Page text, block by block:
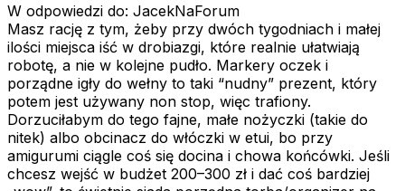
W odpowiedzi do: JacekNaForum
Masz rację z tym, żeby przy dwóch tygodniach i małej
ilości miejsca iść w drobiazgi, które realnie ułatwiają
robotę, a nie w kolejne pudło. Markery oczek i
porządne igły do wełny to taki “nudny” prezent, który
potem jest używany non stop, więc trafiony.
Dorzuciłabym do tego fajne, małe nożyczki (takie do
nitek) albo obcinacz do włóczki w etui, bo przy
amigurumi ciągle coś się docina i chowa końcówki. Jeśli
chcesz wejść w budżet 200–300 zł i dać coś bardziej